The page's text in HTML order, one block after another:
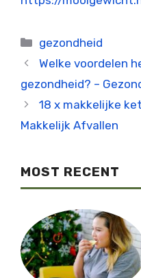
Categorieën
gezondheid
Welke voordelen
gezondheid? –
18 x makkelijke
Makkelijk Afvallen
MOST RECENT